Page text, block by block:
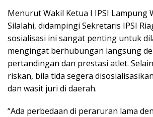
Menurut Wakil Ketua I IPSI Lampung
Silalahi, didampingi Sekretaris IPSI
sosialisasi ini sangat penting untuk
mengingat berhubungan langsung
pertandingan dan prestasi atlet.
riskan, bila tida segera
dan wasit juri di daerah.
“Ada perbedaan di peraruran lama